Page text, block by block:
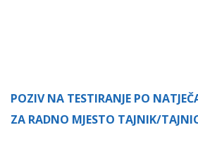
POZIV NA TESTIRANJE PO
ZA RADNO MJESTO TAJNIK/